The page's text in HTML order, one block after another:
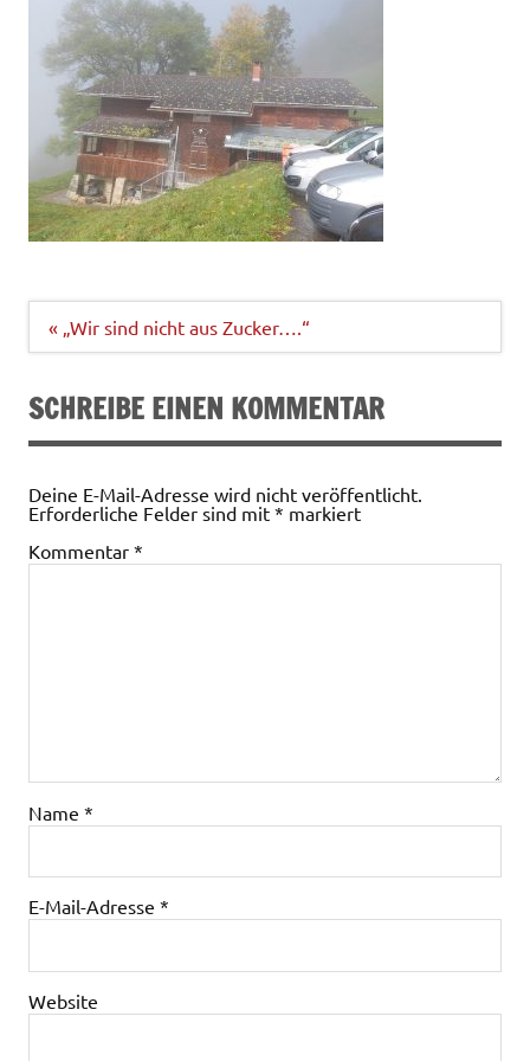
Beitragsnavigation
« „Wir sind nicht aus Zucker….“
SCHREIBE EINEN KOMMENTAR
Deine E-Mail-Adresse wird nicht veröffentlicht.
Erforderliche Felder sind mit * markiert
Kommentar *
Name *
E-Mail-Adresse *
Website